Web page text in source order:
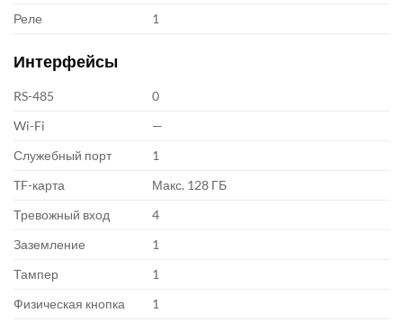
Реле 1
Интерфейсы
RS-485
0
Wi-Fi
—
Служебный порт
1
TF-карта
Макс. 128 ГБ
Тревожный вход
4
Заземление
1
Тампер
1
Физическая кнопка
1